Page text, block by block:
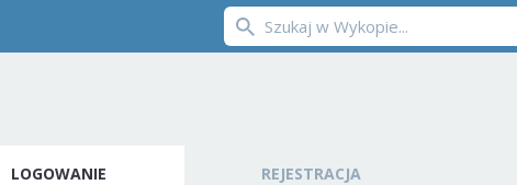
LOGOWANIE REJESTRACJA